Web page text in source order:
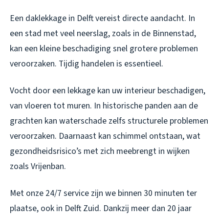
Een daklekkage in Delft vereist directe aandacht. In
een stad met veel neerslag, zoals in de Binnenstad,
kan een kleine beschadiging snel grotere problemen
veroorzaken. Tijdig handelen is essentieel.
Vocht door een lekkage kan uw interieur beschadigen,
van vloeren tot muren. In historische panden aan de
grachten kan waterschade zelfs structurele problemen
veroorzaken. Daarnaast kan schimmel ontstaan, wat
gezondheidsrisico’s met zich meebrengt in wijken
zoals Vrijenban.
Met onze 24/7 service zijn we binnen 30 minuten ter
plaatse, ook in Delft Zuid. Dankzij meer dan 20 jaar